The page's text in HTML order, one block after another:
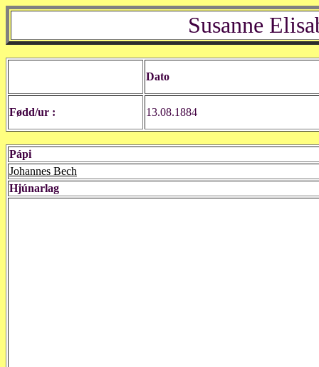
Susanne
Dato
Fødd/ur : 13.08.1884
Pápi
Johannes Bech
Hjúnarlag